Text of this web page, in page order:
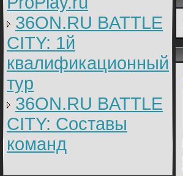
36ON.RU BATTLE
CITY: 1й
квалификационный
тур
36ON.RU BATTLE
CITY: Составы
команд